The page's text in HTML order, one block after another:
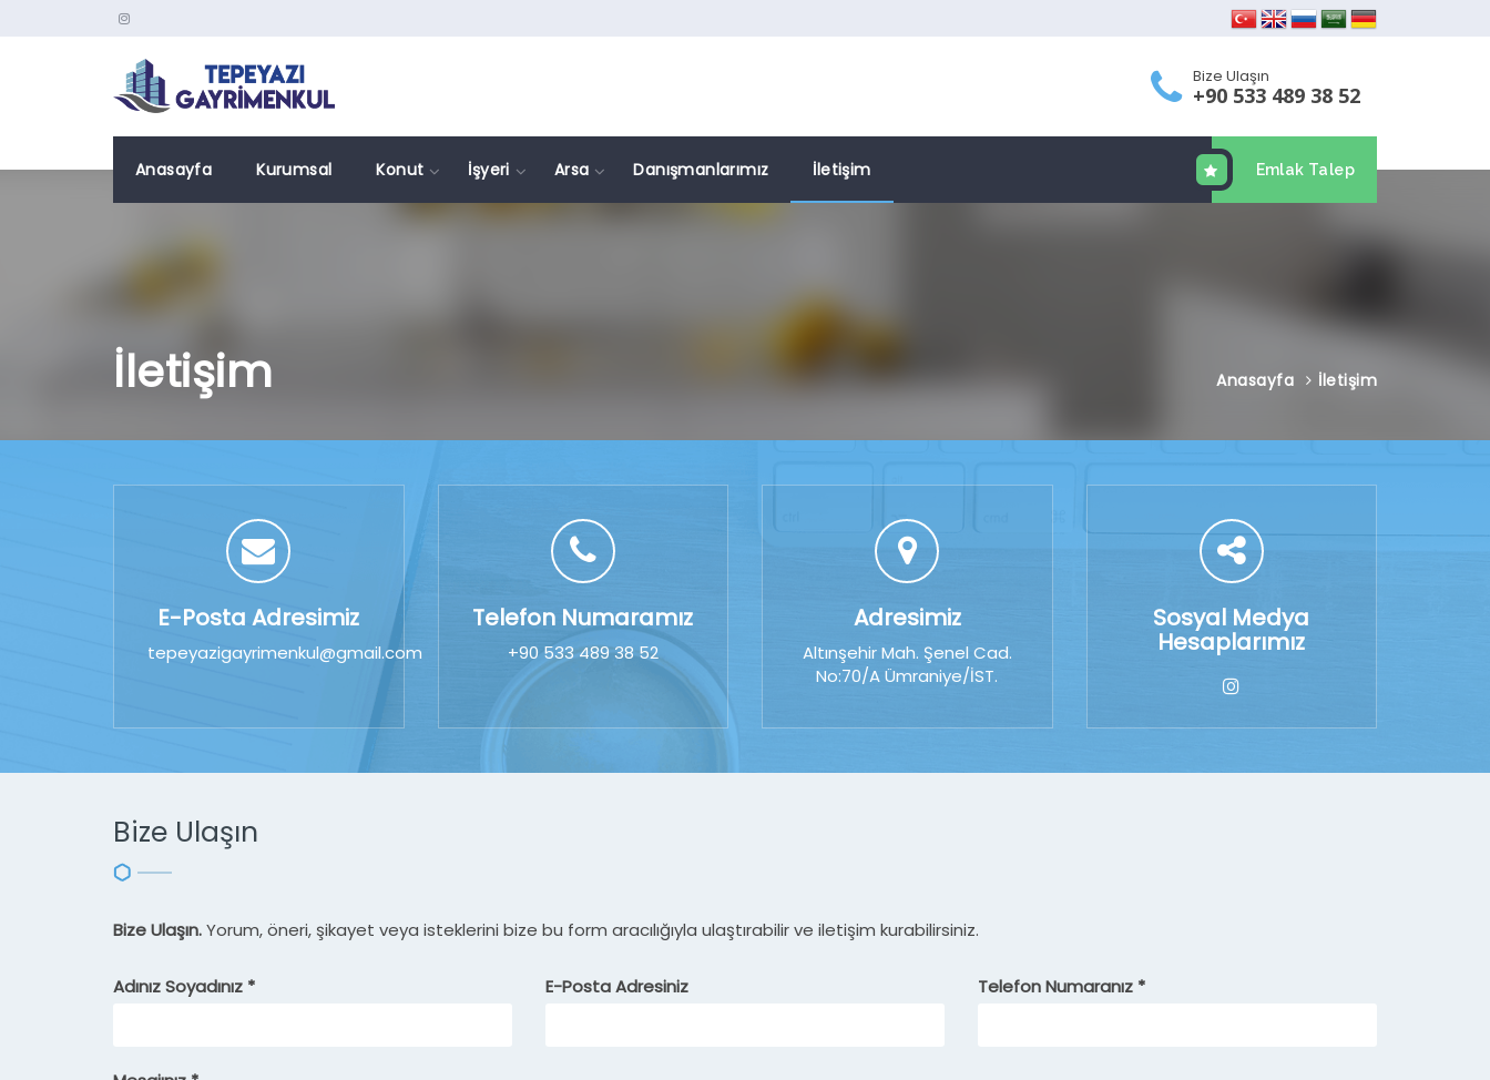
Bize Ulaşın
+90 533 489 38 52
Emlak Talep
Anasayfa Kurumsal Konut İşyeri Arsa Danışmanlarımız İletişim
İletişim Anasayfa İletişim
E-Posta Adresimiz
tepeyazigayrimenkul@gmail.com
Telefon Numaramız
+90 533 489 38 52
Adresimiz
Altınşehir Mah. Şenel Cad.
No:70/A Ümraniye/İST.
Sosyal Medya
Hesaplarımız
Bize Ulaşın
Bize Ulaşın.Yorum, öneri, şikayet veya isteklerini bize bu form aracılığıyla ulaştırabilir ve iletişim kurabilirsiniz.
Adınız Soyadınız * E-Posta Adresiniz Telefon Numaranız *